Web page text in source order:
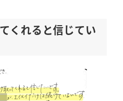
くれると信じてい